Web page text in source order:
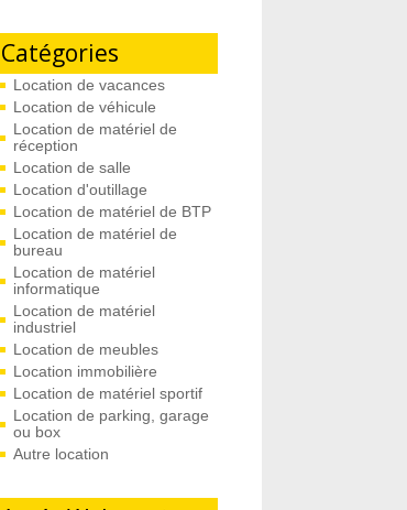
Catégories
Location de vacances
Location de véhicule
Location de matériel de
réception
Location de salle
Location d'outillage
Location de matériel de BTP
Location de matériel de
bureau
Location de matériel
informatique
Location de matériel
industriel
Location de meubles
Location immobilière
Location de matériel sportif
Location de parking, garage
ou box
Autre location